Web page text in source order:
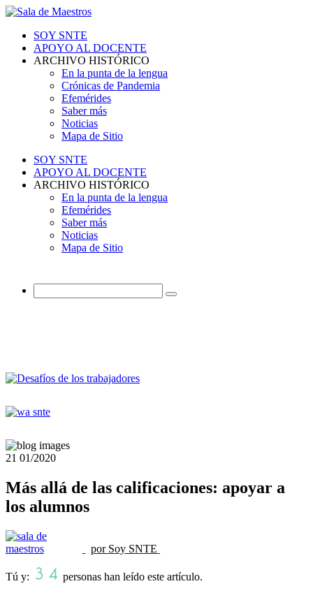
SOY SNTE
APOYO AL DOCENTE
ARCHIVO HISTÓRICO
En la punta de la lengua
Crónicas de Pandemia
Efemérides
Saber más
Noticias
Mapa de Sitio
SOY SNTE
APOYO AL DOCENTE
ARCHIVO HISTÓRICO
En la punta de la lengua
Efemérides
Saber más
Noticias
Mapa de Sitio
21 01/2020
Más allá de las calificaciones: apoyar a
los alumnos
por Soy SNTE
Tú y:
personas han leído este artículo.